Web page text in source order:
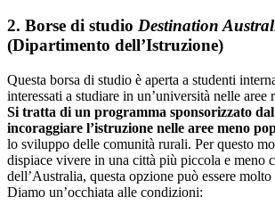
2. Borse di studio Destination
(Dipartimento dell’Istruzione)
Questa borsa di studio è aperta a studenti
interessati a studiare in un’università nelle aree
Si tratta di un programma sponsorizzato
incoraggiare l’istruzione nelle aree meno
lo sviluppo delle comunità rurali. Per questo
dispiace vivere in una città più piccola e meno
dell’Australia, questa opzione può essere
Diamo un’occhiata alle condizioni: